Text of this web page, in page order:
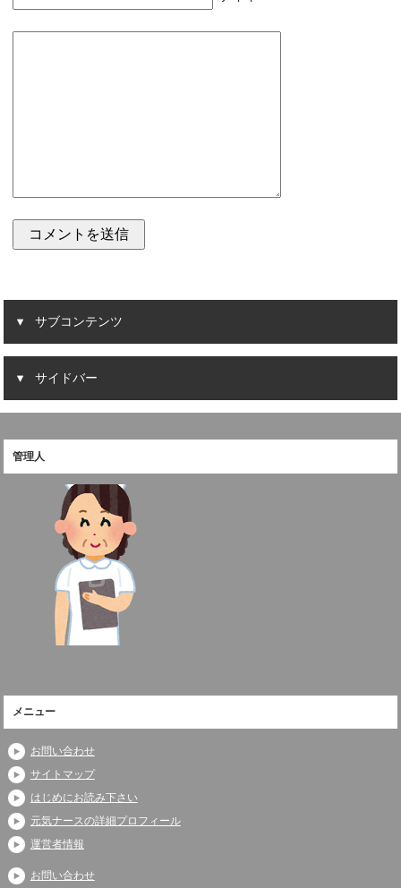
サブコンテンツ
サイドバー
管理人
メニュー
お問い合わせ
サイトマップ
はじめにお読み下さい
元気ナースの詳細プロフィール
運営者情報
お問い合わせ